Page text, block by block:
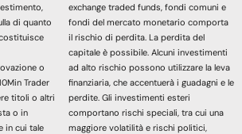
di quanto
o
Trader
titoli o altri
o in
in cui tale
exchange traded funds, fondi comuni e
fondi del mercato monetario comporta
il rischio di perdita. La perdita del
capitale è possibile. Alcuni investimenti
ad alto rischio possono utilizzare la leva
finanziaria, che accentuerà i guadagni e le
perdite. Gli investimenti esteri
comportano rischi speciali, tra cui una
maggiore volatilità e rischi politici,